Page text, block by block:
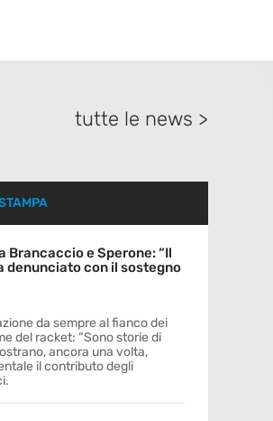
tutte le news >
Brancaccio e Sperone: “Il
denunciato con il sostegno
da sempre al fianco dei
del racket: “Sono storie di
ancora una volta,
il contributo degli